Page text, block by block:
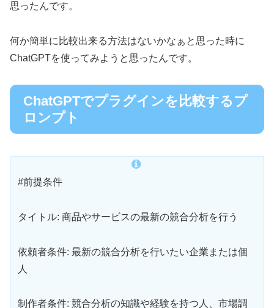
思ったんです。
何か簡単に比較出来る方法はないかなぁと思った時に
ChatGPTを使ってみようと思ったんです。
ChatGPTでプラグインを比較するプ
ロンプト
#前提条件
タイトル: 商品やサービスの最新の競合分析を行う
依頼者条件: 最新の競合分析を行いたい企業または個
人
制作者条件: 競合分析の知識や経験を持つ人、市場調